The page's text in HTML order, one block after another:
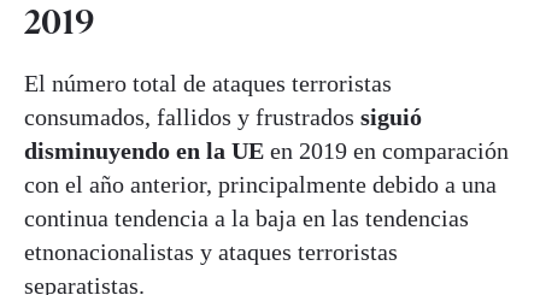
2019
El número total de ataques terroristas
consumados, fallidos y frustrados siguió
disminuyendo en la UE en 2019 en comparación
con el año anterior, principalmente debido a una
continua tendencia a la baja en las tendencias
etnonacionalistas y ataques terroristas
separatistas.